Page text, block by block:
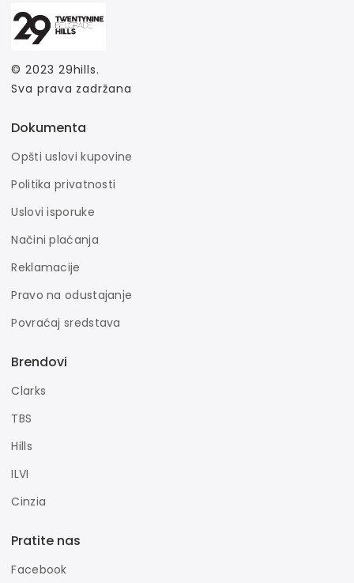
© 2023 29hills.
Sva prava zadržana
Dokumenta
Opšti uslovi kupovine
Politika privatnosti
Uslovi isporuke
Načini plaćanja
Reklamacije
Pravo na odustajanje
Povraćaj sredstava
Brendovi
Clarks
TBS
Hills
ILVI
Cinzia
Pratite nas
Facebook